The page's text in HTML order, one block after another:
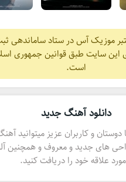
موزیک آس در ستاد ساماندهی
این سایت طبق قوانین جمهوری
است.
دانلود آهنگ جدید
و کاربران عزیز میتوانید
های جدید و معروف و همچنین
علاقه خود را دریافت کنید.